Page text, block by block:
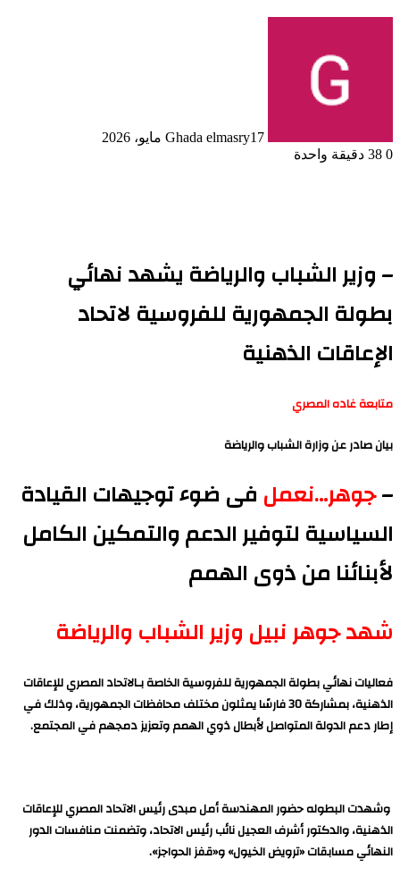
Ghada elmasry17 مايو، 2026
0
دقيقة واحدة
– وزير الشباب والرياضة يشهد نهائي
بطولة الجمهورية للفروسية لاتحاد
الإعاقات الذهنية
متابعة غاده المصري
بيان صادر عن وزارة الشباب والرياضة
–جوهر…نعمل فى ضوء توجيهات القيادة
السياسية لتوفير الدعم والتمكين الكامل
لأبنائنا من ذوى الهمم
شهد جوهر نبيل وزير الشباب والرياضة
فعاليات نهائي بطولة الجمهورية للفروسية الخاصة بـالاتحاد المصري للإعاقات
الذهنية، بمشاركة 30 فارسًا يمثلون مختلف محافظات الجمهورية، وذلك في
إطار دعم الدولة المتواصل لأبطال ذوي الهمم وتعزيز دمجهم في المجتمع.
وشهدت البطوله حضور المهندسة أمل مبدى رئيس الاتحاد المصري للإعاقات
الذهنية، والدكتور أشرف العجيل نائب رئيس الاتحاد، وتضمنت منافسات الدور
النهائي مسابقات «ترويض الخيول» و«قفز الحواجز».